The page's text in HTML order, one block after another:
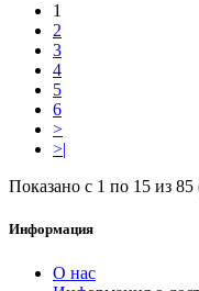
1
2
3
4
5
6
>
>|
Показано с 1 по 15 из 85
Информация
О нас